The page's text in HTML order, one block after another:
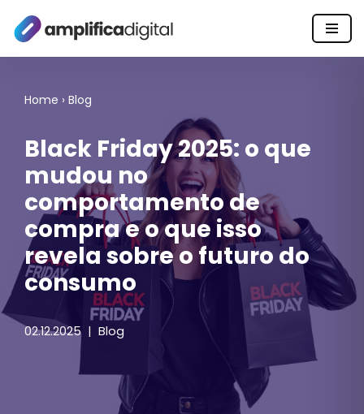
Pular
Home › Blog
Black Friday 2025: o que
mudou no
comportamento de
compra e o que isso
revela sobre o futuro do
consumo
02.12.2025 Blog